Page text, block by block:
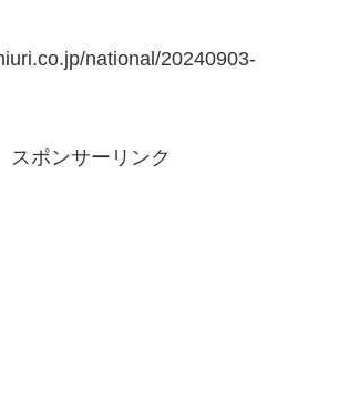
national/20240903-
スポンサーリンク